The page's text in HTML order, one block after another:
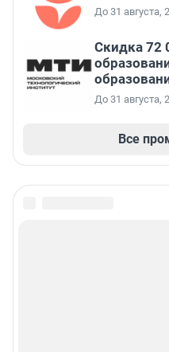
До 31 августа,
Скидка 72
До 31 августа,
Все